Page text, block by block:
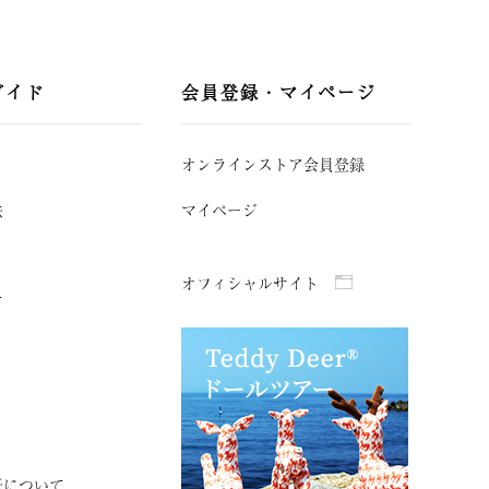
ド 会員登録・マイページ
オンラインストア会員登録
マイページ
オフィシャルサイト